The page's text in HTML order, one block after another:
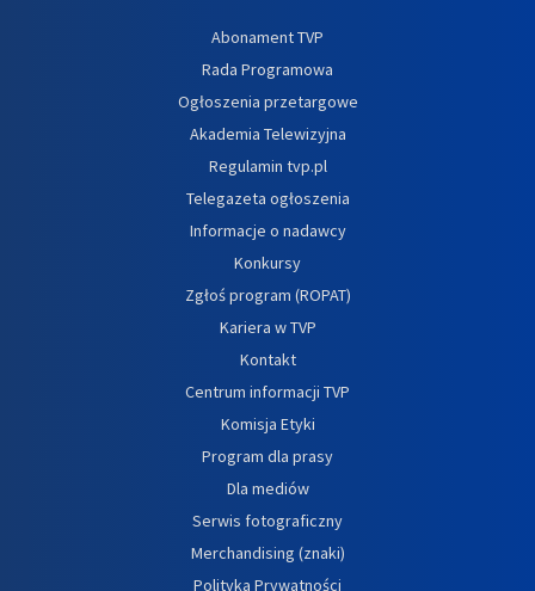
Abonament TVP
Rada Programowa
Ogłoszenia przetargowe
Akademia Telewizyjna
Regulamin tvp.pl
Telegazeta ogłoszenia
Informacje o nadawcy
Konkursy
Zgłoś program (ROPAT)
Kariera w TVP
Kontakt
Centrum informacji TVP
Komisja Etyki
Program dla prasy
Dla mediów
Serwis fotograficzny
Merchandising (znaki)
Polityka Prywatności